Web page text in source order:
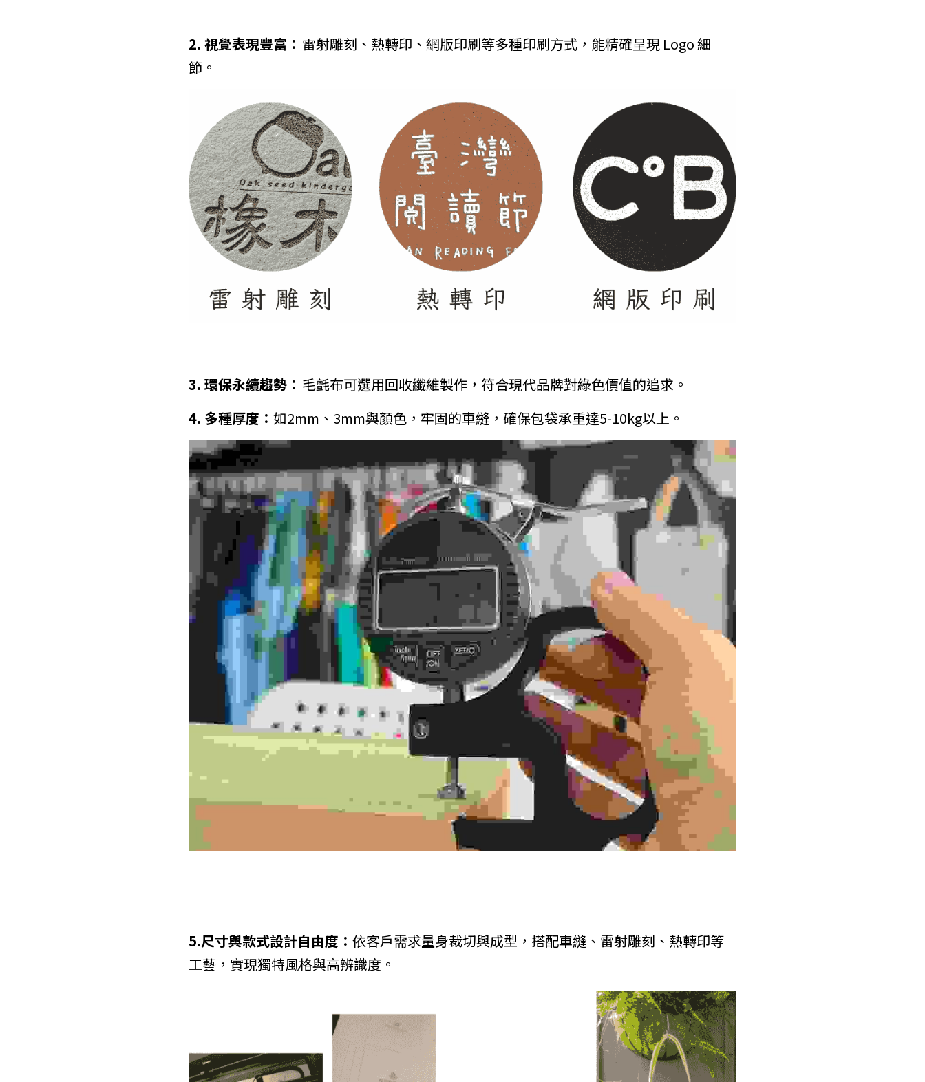
2. 視覺表現豐富： 雷射雕刻、熱轉印、網版印刷等多種印刷方式，能精確呈現 Logo 細
節。
3. 環保永續趨勢： 毛氈布可選用回收纖維製作，符合現代品牌對綠色價值的追求。
4. 多種厚度： 如2mm、3mm與顏色，牢固的車縫，確保包袋承重達5-10kg以上。
5.尺寸與款式設計自由度： 依客戶需求量身裁切與成型，搭配車縫、雷射雕刻、熱轉印等
工藝，實現獨特風格與高辨識度。